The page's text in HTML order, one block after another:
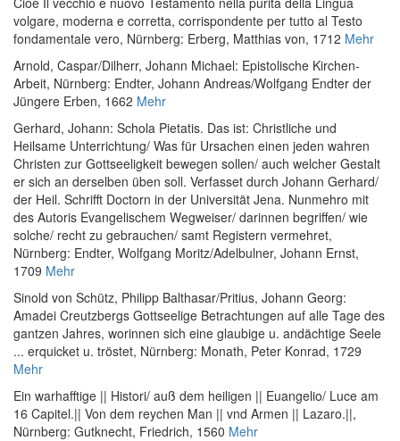
volgare, moderna e corretta, corrispondente per tutto al Testo
fondamentale vero, Nürnberg: Erberg, Matthias von, 1712 Mehr
Arnold, Caspar/Dilherr, Johann Michael: Epistolische Kirchen-
Arbeit, Nürnberg: Endter, Johann Andreas/Wolfgang Endter der
Jüngere Erben, 1662 Mehr
Gerhard, Johann: Schola Pietatis. Das ist: Christliche und
Heilsame Unterrichtung/ Was für Ursachen einen jeden wahren
Christen zur Gottseeligkeit bewegen sollen/ auch welcher Gestalt
er sich an derselben üben soll. Verfasset durch Johann Gerhard/
der Heil. Schrifft Doctorn in der Universität Jena. Nunmehro mit
des Autoris Evangelischem Wegweiser/ darinnen begriffen/ wie
solche/ recht zu gebrauchen/ samt Registern vermehret,
Nürnberg: Endter, Wolfgang Moritz/Adelbulner, Johann Ernst,
1709 Mehr
Sinold von Schütz, Philipp Balthasar/Pritius, Johann Georg:
Amadei Creutzbergs Gottseelige Betrachtungen auf alle Tage des
gantzen Jahres, worinnen sich eine glaubige u. andächtige Seele
... erquicket u. tröstet, Nürnberg: Monath, Peter Konrad, 1729
Mehr
Ein warhafftige || Histori/ auß dem heiligen || Euangelio/ Luce am
16 Capitel.|| Von dem reychen Man || vnd Armen || Lazaro.||,
Nürnberg: Gutknecht, Friedrich, 1560 Mehr